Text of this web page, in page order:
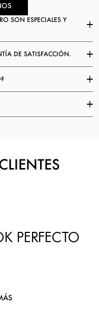
SON ESPECIALES Y
DE SATISFACCIÓN.
PERFECTO